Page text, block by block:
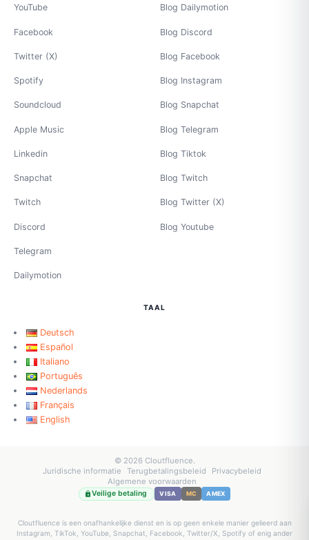
YouTube
Facebook
Twitter (X)
Spotify
Soundcloud
Apple Music
Linkedin
Snapchat
Twitch
Discord
Telegram
Dailymotion
Blog Dailymotion
Blog Discord
Blog Facebook
Blog Instagram
Blog Snapchat
Blog Telegram
Blog Tiktok
Blog Twitch
Blog Twitter (X)
Blog Youtube
TAAL
Deutsch
Español
Italiano
Português
Nederlands
Français
English
© 2026 Cloutfluence.
Juridische informatie
Terugbetalingsbeleid
Privacybeleid
Algemene voorwaarden
Veilige betaling VISA MC AMEX
Cloutfluence is een onafhankelijke dienst en is op geen enkele manier gelieerd aan
Instagram, TikTok, YouTube, Snapchat, Facebook, Twitter/X, Spotify of enig ander